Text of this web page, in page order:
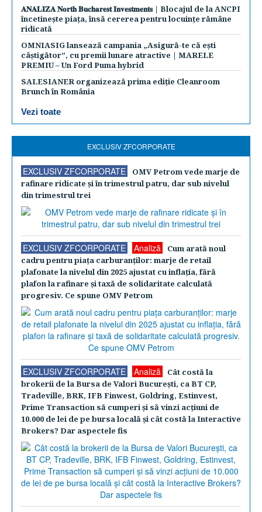
𝐀𝐍𝐀𝐋𝐈𝐙𝐀 𝐍𝐨𝐫𝐭𝐡 𝐁𝐮𝐜𝐡𝐚𝐫𝐞𝐬𝐭 𝐈𝐧𝐯𝐞𝐬𝐭𝐦𝐞𝐧𝐭𝐬 | Blocajul de la ANCPI
încetinește piața, însă cererea pentru locuințe rămâne
ridicată
OMNIASIG lansează campania „Asigură-te că ești
câștigător”, cu premii lunare atractive | MARELE
PREMIU – Un Ford Puma hybrid
SALESIANER organizează prima ediție Cleanroom
Brunch în România
Vezi toate
EXCLUSIV ZFCORPORATE
EXCLUSIV ZFCORPORATE
OMV Petrom vede marje de
rafinare ridicate şi în trimestrul patru, dar sub nivelul
din trimestrul trei
EXCLUSIV ZFCORPORATE Analiză
Cum arată noul
cadru pentru piaţa carburanţilor: marje de retail
plafonate la nivelul din 2025 ajustat cu inflaţia, fără
plafon la rafinare şi taxă de solidaritate calculată
progresiv. Ce spune OMV Petrom
EXCLUSIV ZFCORPORATE Analiză
Cât costă la
brokerii de la Bursa de Valori Bucureşti, ca BT CP,
Tradeville, BRK, IFB Finwest, Goldring, Estinvest,
Prime Transaction să cumperi şi să vinzi acţiuni de
10.000 de lei de pe bursa locală şi cât costă la Interactive
Brokers? Dar aspectele fis